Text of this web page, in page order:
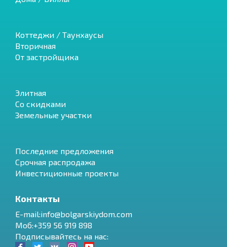
Коттеджи / Таунхаусы
Вторичная
От застройщика
Элитная
Со скидками
Земельные участки
Последние предложения
Срочная распродажа
Инвестиционные проекты
Контакты
E-mail:info@bolgarskiydom.com
Моб:+359 56 919 898
Подписывайтесь на нас: